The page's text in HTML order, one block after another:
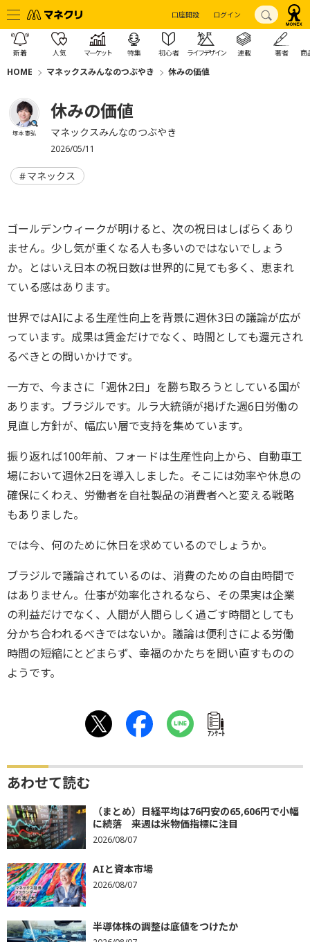
口座開設 ログイン
新着 人気 マーケット 特集 初心者 ライフデザイン 連載 著者 商
HOME マネックスみんなのつぶやき 休みの価値
塚本 憲弘
休みの価値
マネックスみんなのつぶやき
2026/05/11
マネックス
ゴールデンウィークが明けると、次の祝日はしばらくあり
ません。少し気が重くなる人も多いのではないでしょう
か。とはいえ日本の祝日数は世界的に見ても多く、恵まれ
ている感はあります。
世界ではAIによる生産性向上を背景に週休3日の議論が広が
っています。成果は賃金だけでなく、時間としても還元され
るべきとの問いかけです。
一方で、今まさに「週休2日」を勝ち取ろうとしている国が
あります。ブラジルです。ルラ大統領が掲げた週6日労働の
見直し方針が、幅広い層で支持を集めています。
振り返れば100年前、フォードは生産性向上から、自動車工
場において週休2日を導入しました。そこには効率や休息の
確保にくわえ、労働者を自社製品の消費者へと変える戦略
もありました。
では今、何のために休日を求めているのでしょうか。
ブラジルで議論されているのは、消費のための自由時間で
はありません。仕事が効率化されるなら、その果実は企業
の利益だけでなく、人間が人間らしく過ごす時間としても
分かち合われるべきではないか。議論は便利さによる労働
時間の短縮にとどまらず、幸福のかたちを問い直すものの
ようです。
ｱﾝｹｰﾄ
あわせて読む
（まとめ）日経平均は76円安の65,606円で小幅
に続落 来週は米物価指標に注目
2026/08/07
AIと資本市場
2026/08/07
半導体株の調整は底値をつけたか